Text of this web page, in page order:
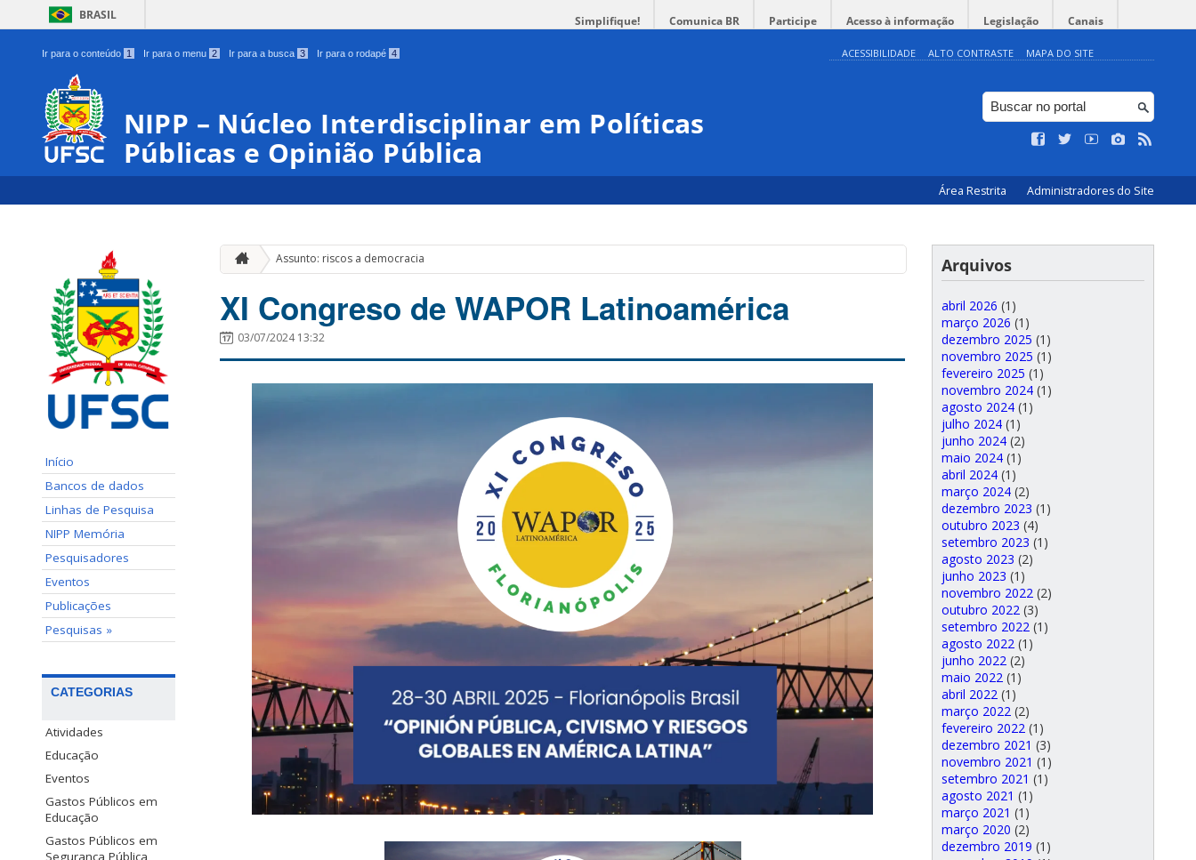
BRASIL Simplifique! Comunica BR Participe Acesso à informação Legislação Canais
Ir para o conteúdo 1 Ir para o menu 2 Ir para a busca 3 Ir para o rodapé 4 ACESSIBILIDADE ALTO CONTRASTE MAPA DO SITE
NIPP – Núcleo Interdisciplinar em Políticas
Públicas e Opinião Pública
Área Restrita Administradores do Site
Início
Bancos de dados
Linhas de Pesquisa
NIPP Memória
Pesquisadores
Eventos
Publicações
Pesquisas »
CATEGORIAS
Atividades
Educação
Eventos
Gastos Públicos em
Educação
Gastos Públicos em
Segurança Pública
Assunto: riscos a democracia
XI Congreso de WAPOR Latinoamérica
03/07/2024 13:32
Arquivos
abril 2026 (1)
março 2026 (1)
dezembro 2025 (1)
novembro 2025 (1)
fevereiro 2025 (1)
novembro 2024 (1)
agosto 2024 (1)
julho 2024 (1)
junho 2024 (2)
maio 2024 (1)
abril 2024 (1)
março 2024 (2)
dezembro 2023 (1)
outubro 2023 (4)
setembro 2023 (1)
agosto 2023 (2)
junho 2023 (1)
novembro 2022 (2)
outubro 2022 (3)
setembro 2022 (1)
agosto 2022 (1)
junho 2022 (2)
maio 2022 (1)
abril 2022 (1)
março 2022 (2)
fevereiro 2022 (1)
dezembro 2021 (3)
novembro 2021 (1)
setembro 2021 (1)
agosto 2021 (1)
março 2021 (1)
março 2020 (2)
dezembro 2019 (1)